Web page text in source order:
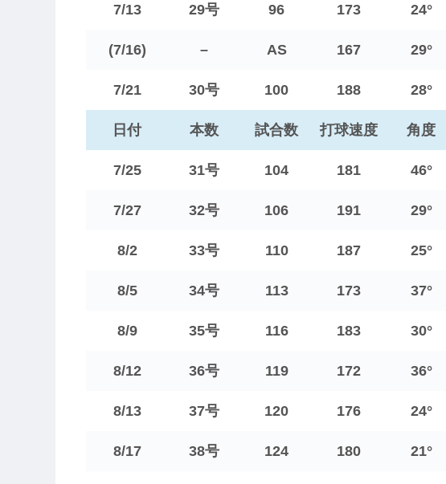
7/13 29号 96 173 24°
(7/16) – AS 167 29°
7/21 30号 100 188 28°
日付 本数 試合数 打球速度 角度
7/25 31号 104 181 46°
7/27 32号 106 191 29°
8/2 33号 110 187 25°
8/5 34号 113 173 37°
8/9 35号 116 183 30°
8/12 36号 119 172 36°
8/13 37号 120 176 24°
8/17 38号 124 180 21°